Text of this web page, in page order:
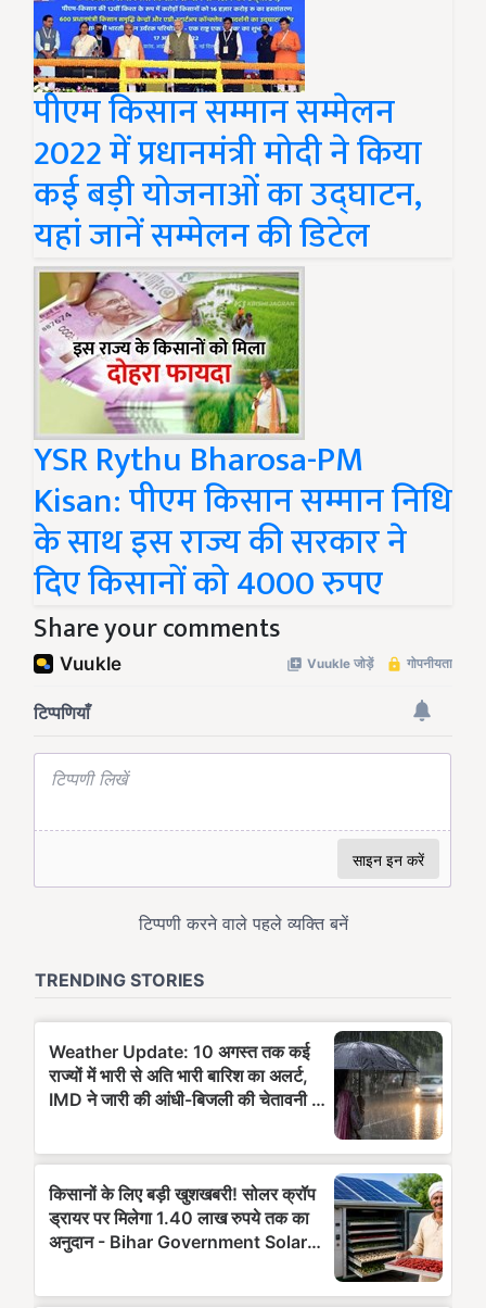
पीएम किसान सम्मान सम्मेलन
2022 में प्रधानमंत्री मोदी ने किया
कई बड़ी योजनाओं का उद्घाटन,
यहां जानें सम्मेलन की डिटेल
YSR Rythu Bharosa-PM
Kisan: पीएम किसान सम्मान निधि
के साथ इस राज्य की सरकार ने
दिए किसानों को 4000 रुपए
Share your comments